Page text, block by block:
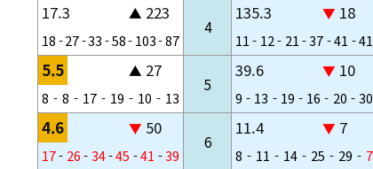
17.3 ▲ 223
18-27-33-58-103-87
4
135.3 ▼ 18
11 - 12- 21-37-41 -41
5.5 ▲ 27
8 - 8 - 17 - 19 - 10 - 13
5
39.6 ▼ 10
9 - 13 - 19 - 16 - 20 - 30
4.6 ▼ 50
17- 26-34-45 -41 -39
6
11.4 ▼ 7
8 - 11 - 14 - 25 - 29 - 7